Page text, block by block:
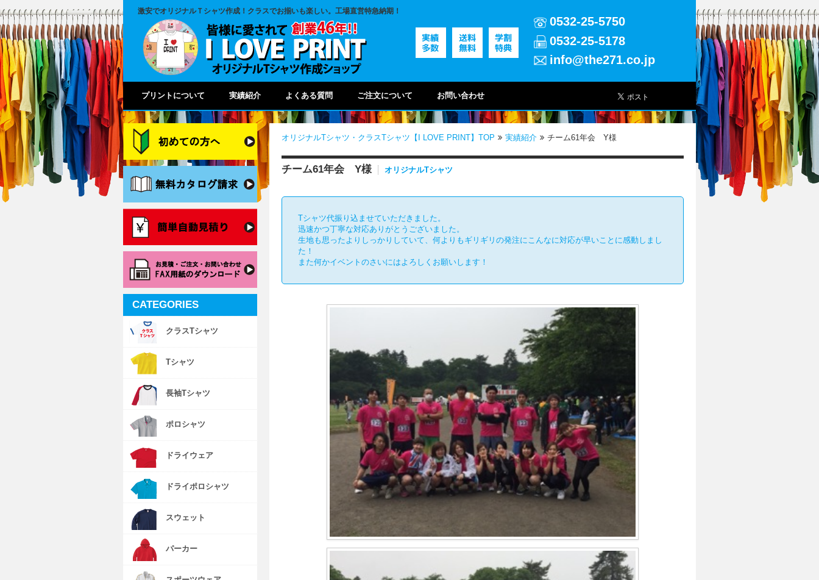
激安でオリジナルＴシャツ作成！ クラスでお揃いも楽しい。工場直営特急納期！
0532-25-5750
0532-25-5178
info@the271.co.jp
プリントについて 実績紹介 よくある質問 ご注文について お問い合わせ
CATEGORIES
クラスTシャツ
Tシャツ
長袖Tシャツ
ポロシャツ
ドライウェア
ドライポロシャツ
スウェット
パーカー
オリジナルTシャツ・クラスTシャツ【I LOVE PRINT】TOP 実績紹介 チーム61年会 Y様
チーム61年会 Y様 オリジナルTシャツ
Tシャツ代振り込ませていただきました。
迅速かつ丁寧な対応ありがとうございました。
生地も思ったよりしっかりしていて、何よりもギリギリの発注にこんなに対応が早いことに感動しまし
た！
また何かイベントのさいにはよろしくお願いします！